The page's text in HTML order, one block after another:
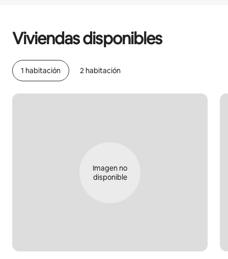
Viviendas disponibles
1 habitación 2 habitación
Imagen no
disponible